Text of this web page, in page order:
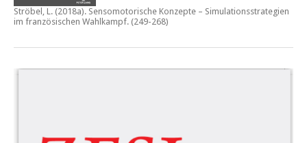
Ströbel, L. (2018a). Sensomotorische Konzepte – Simulationsstrategien
im französischen Wahlkampf. (249-268)